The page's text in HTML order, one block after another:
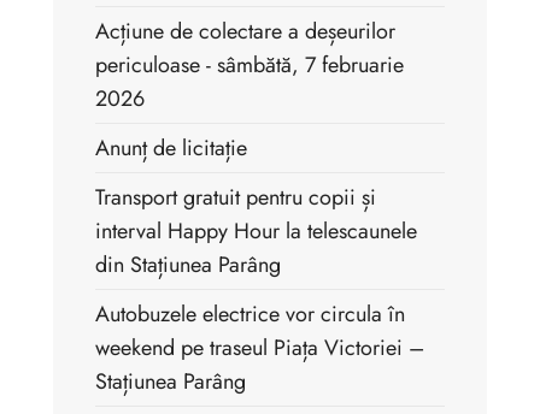
Acțiune de colectare a deșeurilor
periculoase - sâmbătă, 7 februarie
2026
Anunț de licitație
Transport gratuit pentru copii și
interval Happy Hour la telescaunele
din Stațiunea Parâng
Autobuzele electrice vor circula în
weekend pe traseul Piața Victoriei –
Stațiunea Parâng